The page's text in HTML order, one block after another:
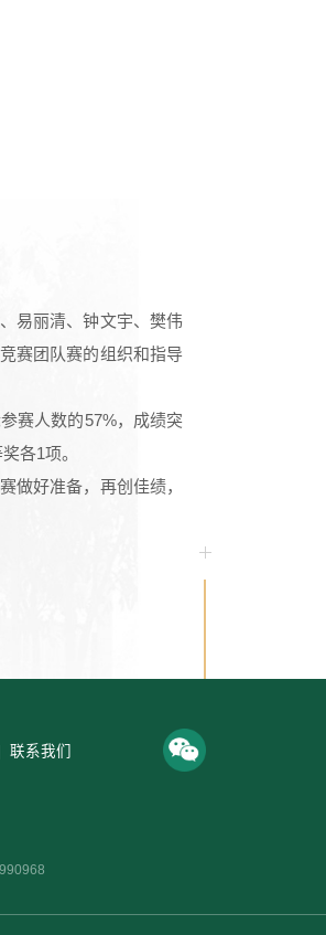
易丽清、钟文宇、樊伟
赛团队赛的组织和指导
赛人数的57%，成绩突
各1项。
做好准备，再创佳绩，
联系我们